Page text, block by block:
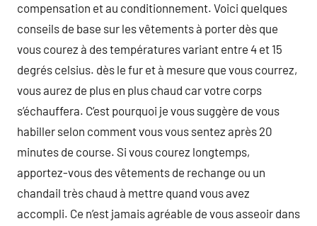
compensation et au conditionnement. Voici quelques
conseils de base sur les vêtements à porter dès que
vous courez à des températures variant entre 4 et 15
degrés celsius. dès le fur et à mesure que vous courrez,
vous aurez de plus en plus chaud car votre corps
s’échauffera. C’est pourquoi je vous suggère de vous
habiller selon comment vous vous sentez après 20
minutes de course. Si vous courez longtemps,
apportez-vous des vêtements de rechange ou un
chandail très chaud à mettre quand vous avez
accompli. Ce n’est jamais agréable de vous asseoir dans